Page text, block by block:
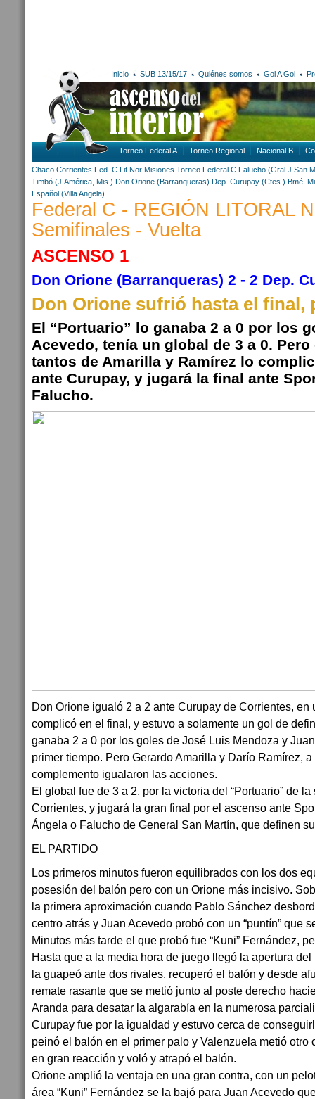
Inicio SUB 13/15/17 Quiénes somos Gol A Gol
Torneo Federal A Torneo Regional Nacional B
Chaco Corrientes Fed. C Lit.Nor Misiones Torneo Federal C Falucho (Gral.J.San
Timbó (J.América, Mis.) Don Orione (Barranqueras) Dep. Curupay (Ctes.) Bmé.
Español (Villa Angela)
Federal C - REGIÓN LITORAL
Semifinales - Vuelta
ASCENSO 1
Don Orione (Barranqueras) 2 - 2 Dep.
Don Orione sufrió hasta el final,
El “Portuario” lo ganaba 2 a 0 por los
Acevedo, tenía un global de 3 a 0.
tantos de Amarilla y Ramírez lo
ante Curupay, y jugará la final ante
Falucho.
Don Orione igualó 2 a 2 ante Curupay de Corrientes, en
complicó en el final, y estuvo a solamente un gol de
ganaba 2 a 0 por los goles de José Luis Mendoza y
primer tiempo. Pero Gerardo Amarilla y Darío Ramírez,
complemento igualaron las acciones.
El global fue de 3 a 2, por la victoria del “Portuario” de
Corrientes, y jugará la gran final por el ascenso ante
Ángela o Falucho de General San Martín, que definen
EL PARTIDO
Los primeros minutos fueron equilibrados con los dos
posesión del balón pero con un Orione más incisivo.
la primera aproximación cuando Pablo Sánchez
centro atrás y Juan Acevedo probó con un “puntín” que
Minutos más tarde el que probó fue “Kuni” Fernández,
Hasta que a la media hora de juego llegó la apertura
la guapeó ante dos rivales, recuperó el balón y desde
remate rasante que se metió junto al poste derecho
Aranda para desatar la algarabía en la numerosa
Curupay fue por la igualdad y estuvo cerca de
peinó el balón en el primer palo y Valenzuela metió otro
en gran reacción y voló y atrapó el balón.
Orione amplió la ventaja en una gran contra, con un
área “Kuni” Fernández se la bajó para Juan Acevedo